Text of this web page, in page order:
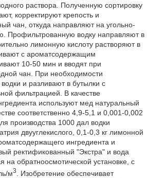
раствора. Полученную сортировку
корректируют крепость и
чан, откуда направляют на угольно-
Профильтрованную водку направляют в
лимонную кислоту растворяют в
с ароматсодержащим
10-50 мин и вводят при
чан. При необходимости
и разливают в бутылки с
фильтрацией. В качестве
используют мед натуральный
соответственно 4,9-5,1 и 0,001-0,002
производства 1000 дал водки
двууглекислого, 0,1-0,3 кг лимонной
ингредиента и
ректификованный "Экстра" и вода
на обратноосмотической установке, с
м3
. Изобретение обеспечивает